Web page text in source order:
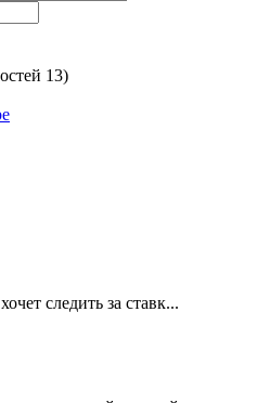
13)
следить за ставк...